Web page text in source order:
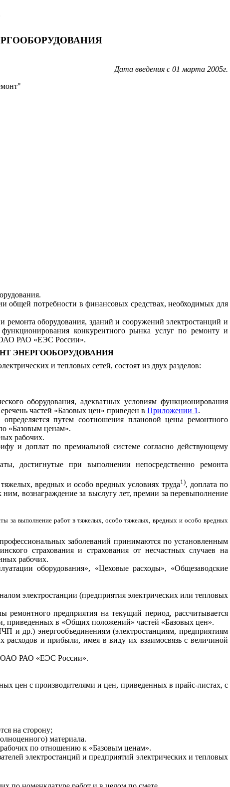
Дата введения с 01 марта 2005г.
общей потребности в финансовых средствах, необходимых для
оборудования, зданий и сооружений электростанций и
конкурентного рынка услуг по ремонту и
ОАО РАО «ЕЭС России».
ЭНЕРГООБОРУДОВАНИЯ
и тепловых сетей, состоят из двух разделов:
оборудования, адекватных условиям функционирования
частей «Базовых цен» приведен в Приложении 1 .
путем соотношения плановой цены ремонтного
«Базовым ценам».
рабочих.
и доплат по премиальной системе согласно действующему
достигнутые при выполнении непосредственно ремонта
вредных и особо вредных условиях труда1), доплата по
вознаграждение за выслугу лет, премии за перевыполнение
за выполнение работ в тяжелых, особо тяжелых, вредных и особо вредных
заболеваний принимаются по установленным
страхования и страхования от несчастных случаев на
рабочих.
оборудования», «Цеховые расходы», «Общезаводские
электростанции (предприятия электрических или тепловых
ремонтного предприятия на текущий период, рассчитывается
приведенных в «Общих положений» частей «Базовых цен».
др.) энергообъединениям (электростанциям, предприятиям
расходов и прибыли, имея в виду их взаимосвязь с величиной
ОАО РАО «ЕЭС России».
цен с производителями и цен, приведенных в прайс-листах, с
на сторону;
материала.
по отношению к «Базовым ценам».
электростанций и предприятий электрических и тепловых